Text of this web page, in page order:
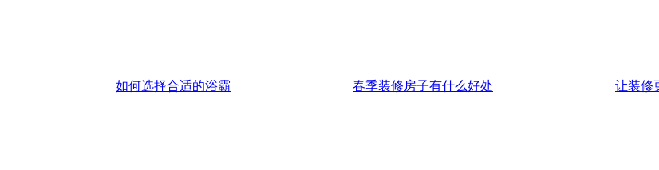
如何选择合适的浴霸 春季装修房子有什么好处 让装修